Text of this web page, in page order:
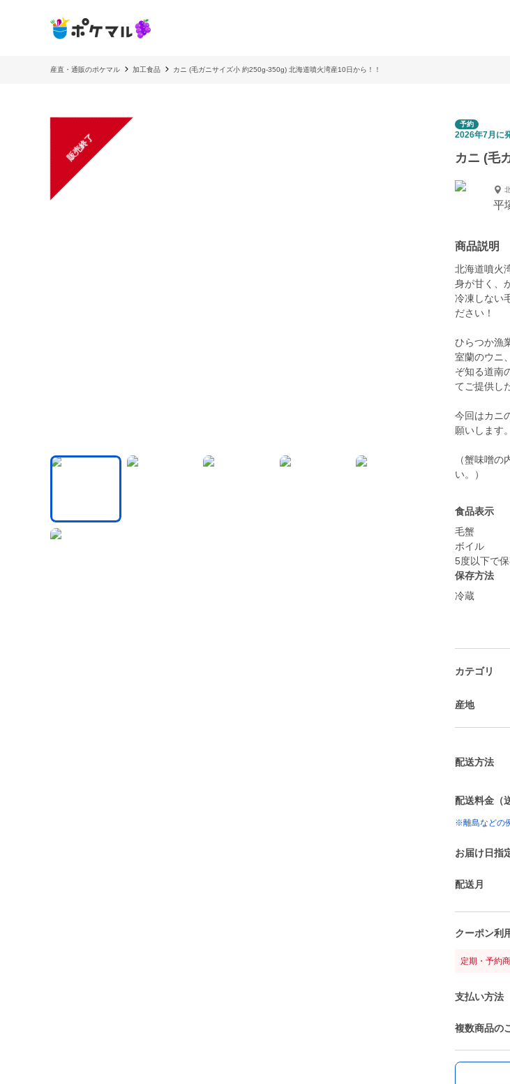
産直・通販のポケマル 加工食品 カニ (毛ガニサイズ小 約250g-350g) 北海道噴火湾産10日から！！
販売終了
予約
2026年7月に
カニ (毛
平
商品説明
北海道噴火
身が甘く、
冷凍しない
ださい！
ひらつか漁
室蘭のウニ
ぞ知る道南
てご提供し
今回はカニ
願いします。
（蟹味噌
い。）
食品表示
毛蟹
ボイル
5度以下で
保存方法
冷蔵
カテゴリ
産地
配送方法
配送料金（
※離島などの
お届け日指
配送月
クーポン利
定期・予約
支払い方法
複数商品の